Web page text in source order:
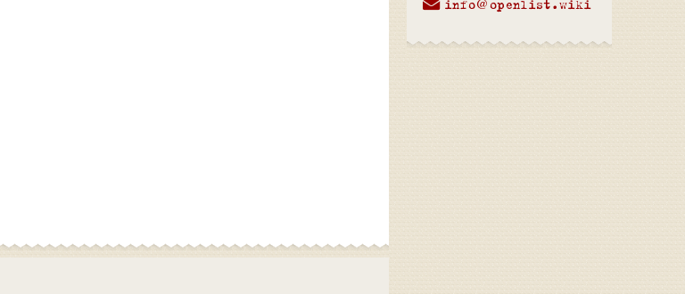
info@openlist.wiki